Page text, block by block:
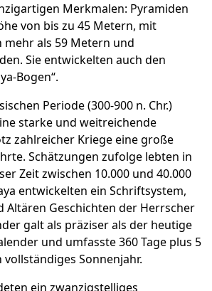
Merkmalen: Pyramiden
von bis zu 45 Metern, mit
mehr als 59 Metern und
Sie entwickelten auch den
Bogen“.
Periode (300-900 n. Chr.)
starke und weitreichende
zahlreicher Kriege eine große
Schätzungen zufolge lebten in
Zeit zwischen 10.000 und 40.000
entwickelten ein Schriftsystem,
Altären Geschichten der Herrscher
galt als präziser als der heutige
und umfasste 360 Tage plus 5
Sonnenjahr.
ein zwanzigstelliges